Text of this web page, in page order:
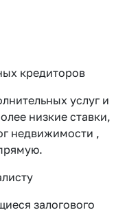
кредиторов
услуг и
низкие ставки,
недвижимости ,
залогового